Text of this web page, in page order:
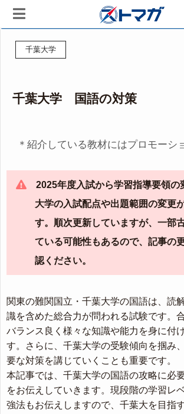
千葉大学
千葉大学 国語の対策
＊紹介している教材にはプロモーシ
2025年度入試から学習指導要領の
大学の入試配点や出題範囲の変更
す。順次更新していますが、一部
ている可能性もあるので、記事の
認ください。
関東の難関国立・千葉大学の国語は、読
識を含めた総合力が問われる試験です。
バランス良く様々な知識や能力を身に付
す。さらに、千葉大学の受験傾向を掴み
要な対策を講じていくことも重要です。
本記事では、千葉大学の国語の攻略に必
をお伝えしていきます。現段階の学習レ
強法もお伝えしますので、千葉大を目指